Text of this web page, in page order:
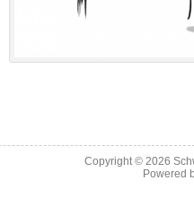
Copyright © 2026
Powered